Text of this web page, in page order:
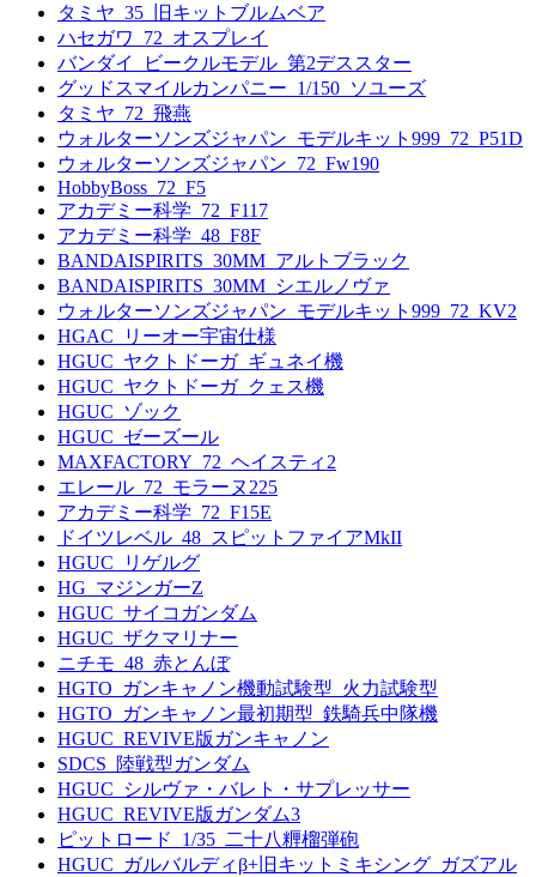
タミヤ_35_旧キットブルムベア
ハセガワ_72_オスプレイ
バンダイ_ビークルモデル_第2デススター
グッドスマイルカンパニー_1/150_ソユーズ
タミヤ_72_飛燕
ウォルターソンズジャパン_モデルキット999_72_P51D
ウォルターソンズジャパン_72_Fw190
HobbyBoss_72_F5
アカデミー科学_72_F117
アカデミー科学_48_F8F
BANDAISPIRITS_30MM_アルトブラック
BANDAISPIRITS_30MM_シエルノヴァ
ウォルターソンズジャパン_モデルキット999_72_KV2
HGAC_リーオー宇宙仕様
HGUC_ヤクトドーガ_ギュネイ機
HGUC_ヤクトドーガ_クェス機
HGUC_ゾック
HGUC_ゼーズール
MAXFACTORY_72_ヘイスティ2
エレール_72_モラーヌ225
アカデミー科学_72_F15E
ドイツレベル_48_スピットファイアMkII
HGUC_リゲルグ
HG_マジンガーZ
HGUC_サイコガンダム
HGUC_ザクマリナー
ニチモ_48_赤とんぼ
HGTO_ガンキャノン機動試験型_火力試験型
HGTO_ガンキャノン最初期型_鉄騎兵中隊機
HGUC_REVIVE版ガンキャノン
SDCS_陸戦型ガンダム
HGUC_シルヴァ・バレト・サプレッサー
HGUC_REVIVE版ガンダム3
ピットロード_1/35_二十八糎榴弾砲
HGUC_ガルバルディβ+旧キットミキシング_ガズアル